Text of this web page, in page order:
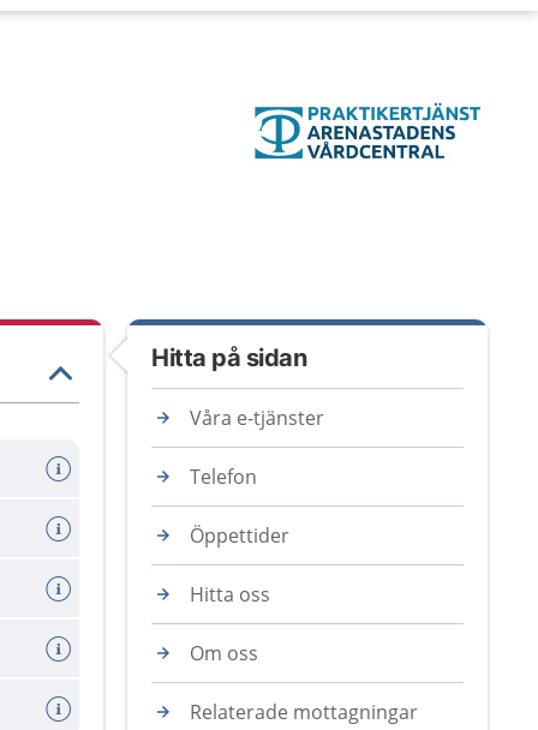
Hitta på sidan
Våra e-tjänster
Telefon
Öppettider
Hitta oss
Om oss
Relaterade mottagningar